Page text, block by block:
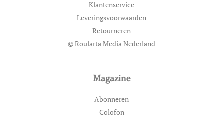
Klantenservice
Leveringsvoorwaarden
Retourneren
© Roularta Media Nederland
Magazine
Abonneren
Colofon